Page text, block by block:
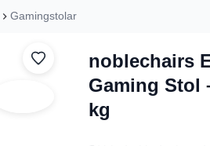
Gamingstolar
noblechairs
Gaming Stol
kg